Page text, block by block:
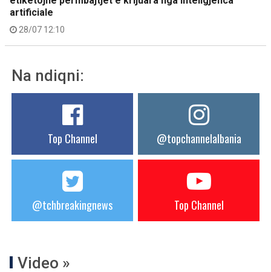
artificiale
28/07 12:10
Na ndiqni:
Top Channel @topchannelalbania
@tchbreakingnews Top Channel
Video »